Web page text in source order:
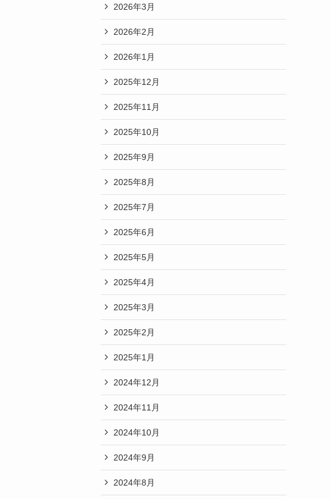
2026年3月
2026年2月
2026年1月
2025年12月
2025年11月
2025年10月
2025年9月
2025年8月
2025年7月
2025年6月
2025年5月
2025年4月
2025年3月
2025年2月
2025年1月
2024年12月
2024年11月
2024年10月
2024年9月
2024年8月